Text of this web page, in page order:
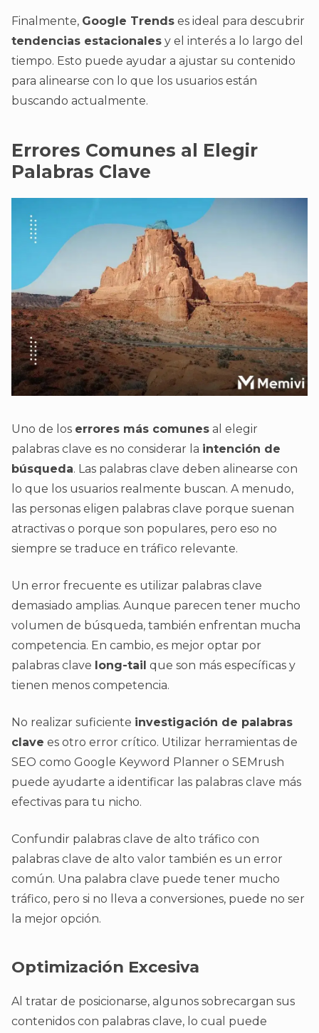
Finalmente, Google Trends es ideal para descubrir
tendencias estacionales y el interés a lo largo del
tiempo. Esto puede ayudar a ajustar su contenido
para alinearse con lo que los usuarios están
buscando actualmente.
Errores Comunes al Elegir
Palabras Clave
Uno de los errores más comunes al elegir
palabras clave es no considerar la intención de
búsqueda. Las palabras clave deben alinearse con
lo que los usuarios realmente buscan. A menudo,
las personas eligen palabras clave porque suenan
atractivas o porque son populares, pero eso no
siempre se traduce en tráfico relevante.
Un error frecuente es utilizar palabras clave
demasiado amplias. Aunque parecen tener mucho
volumen de búsqueda, también enfrentan mucha
competencia. En cambio, es mejor optar por
palabras clave long-tail que son más específicas y
tienen menos competencia.
No realizar suficiente investigación de palabras
clave es otro error crítico. Utilizar herramientas de
SEO como Google Keyword Planner o SEMrush
puede ayudarte a identificar las palabras clave más
efectivas para tu nicho.
Confundir palabras clave de alto tráfico con
palabras clave de alto valor también es un error
común. Una palabra clave puede tener mucho
tráfico, pero si no lleva a conversiones, puede no ser
la mejor opción.
Optimización Excesiva
Al tratar de posicionarse, algunos sobrecargan sus
contenidos con palabras clave, lo cual puede